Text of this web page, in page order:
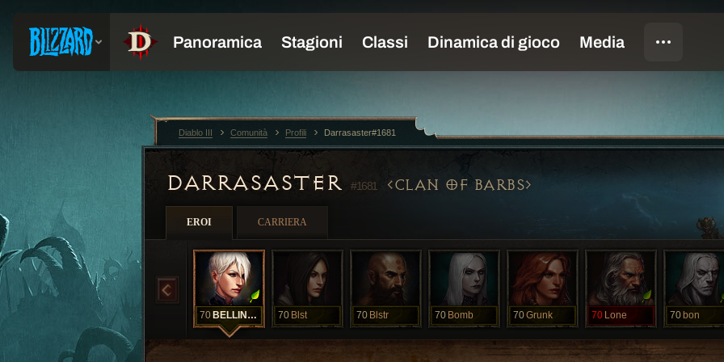
DARRASASTER #1681 CLAN OF BARBS
EROI CARRIERA
70 BELLINGA 70 Blst 70 Blstr 70 Bomb 70Grunk 70 Lone 70 bon
Diablo III Comunità Profili Darrasaster#1681